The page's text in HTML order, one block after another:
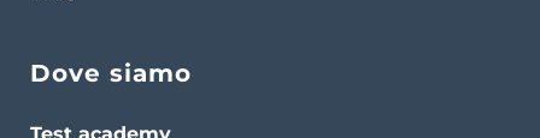
Dove siamo